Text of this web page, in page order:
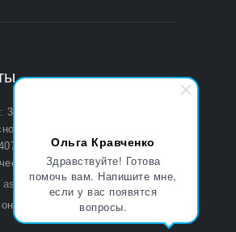
Ольга Кравченко
Здравствуйте! Готова
помочь вам. Напишите мне,
если у вас появятся
вопросы.
350051, Краснодарский край,
ул. Дальняя, д. 27,
(Юридический и
asp@aoasp.ru
+7 (499) 380-83-05